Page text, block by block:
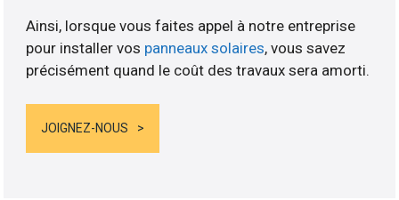
Ainsi, lorsque vous faites appel à notre entreprise
pour installer vos panneaux solaires, vous savez
précisément quand le coût des travaux sera amorti.
JOIGNEZ-NOUS